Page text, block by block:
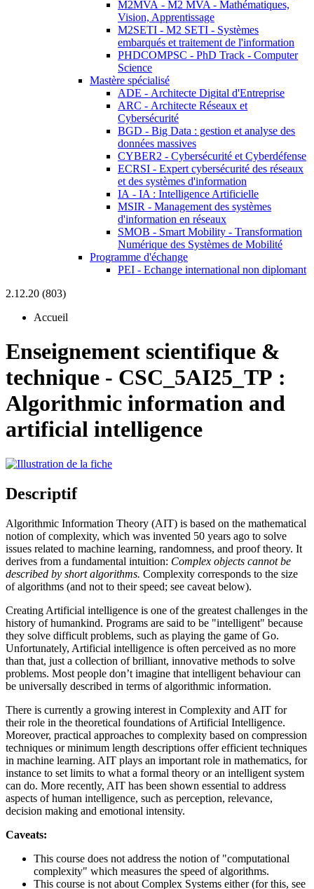
M2MVA - M2 MVA - Mathématiques,
Vision, Apprentissage
M2SETI - M2 SETI - Systèmes
embarqués et traitement de l'information
PHDCOMPSC - PhD Track - Computer
Science
Mastère spécialisé
ADE - Architecte Digital d'Entreprise
ARC - Architecte Réseaux et
Cybersécurité
BGD - Big Data : gestion et analyse des
données massives
CYBER2 - Cybersécurité et Cyberdéfense
ECRSI - Expert cybersécurité des réseaux
et des systèmes d'information
IA - IA : Intelligence Artificielle
MSIR - Management des systèmes
d'information en réseaux
SMOB - Smart Mobility - Transformation
Numérique des Systèmes de Mobilité
Programme d'échange
PEI - Echange international non diplomant
2.12.20 (803)
Accueil
Enseignement scientifique &
technique - CSC_5AI25_TP :
Algorithmic information and
artificial intelligence
Descriptif
Algorithmic Information Theory (AIT) is based on the mathematical
notion of complexity, which was invented 50 years ago to solve
issues related to machine learning, randomness, and proof theory. It
derives from a fundamental intuition: Complex objects cannot be
described by short algorithms. Complexity corresponds to the size
of algorithms (and not to their speed; see caveat below).
Creating Artificial intelligence is one of the greatest challenges in the
history of humankind. Programs are said to be "intelligent" because
they solve difficult problems, such as playing the game of Go.
Unfortunately, Artificial intelligence is often perceived as no more
than that, just a collection of brilliant, innovative methods to solve
problems. Most people don’t imagine that intelligent behaviour can
be universally described in terms of algorithmic information.
There is currently a growing interest in Complexity and AIT for
their role in the theoretical foundations of Artificial Intelligence.
Moreover, practical approaches to complexity based on compression
techniques or minimum length descriptions offer efficient techniques
in machine learning. AIT plays an important role in mathematics, for
instance to set limits to what a formal theory or an intelligent system
can do. More recently, AIT has been shown essential to address
aspects of human intelligence, such as perception, relevance,
decision making and emotional intensity.
Caveats:
This course does not address the notion of "computational
complexity" which measures the speed of algorithms.
This course is not about Complex Systems either (for this, see